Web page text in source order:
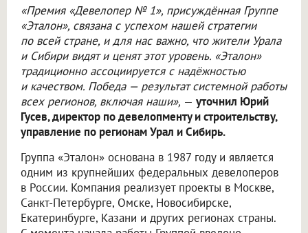
«Премия «Девелопер № 1», присуждённая Группе
«Эталон», связана с успехом нашей стратегии
по всей стране, и для нас важно, что жители Урала
и Сибири видят и ценят этот уровень. «Эталон»
традиционно ассоциируется с надёжностью
и качеством. Победа — результат системной работы
всех регионов, включая наши», — уточнил Юрий
Гусев, директор по девелопменту и строительству,
управление по регионам Урал и Сибирь.
Группа «Эталон» основана в 1987 году и является
одним из крупнейших федеральных девелоперов
в России. Компания реализует проекты в Москве,
Санкт-Петербурге, Омске, Новосибирске,
Екатеринбурге, Казани и других регионах страны.